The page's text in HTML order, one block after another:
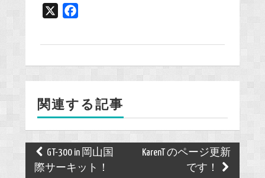
o
k
関連する記事
Post
navigation
GT-300 in 岡山国
際サーキット！
KarenT のページ更新
です！